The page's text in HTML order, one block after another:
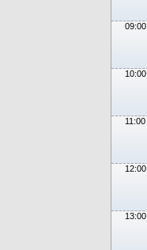
09:00
10:00
11:00
12:00
13:00